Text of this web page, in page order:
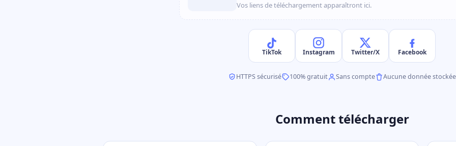
Vos liens de téléchargement apparaîtront ici.
TikTok Instagram Twitter/X Facebook
HTTPS sécurisé 100% gratuit Sans compte Aucune donnée stockée
Comment télécharger